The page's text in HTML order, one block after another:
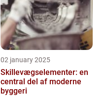
02 january 2025
Skillevægselementer: en
central del af moderne
byggeri